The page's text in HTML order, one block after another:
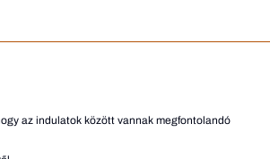
az indulatok között vannak megfontolandó